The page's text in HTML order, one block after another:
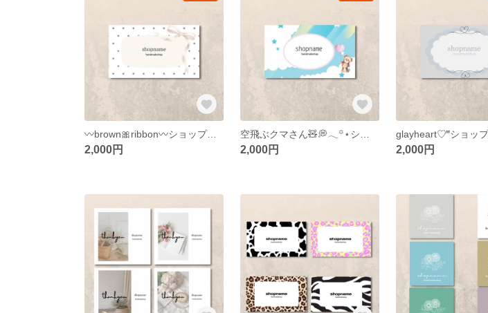
〰️brown🎀ribbon〰️ショップカード アクセサリー台紙 名刺
2,000円 2,000円 2,000円